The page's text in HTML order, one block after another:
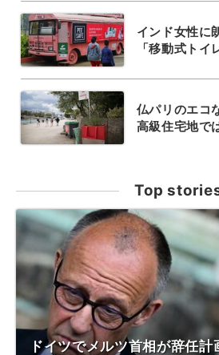
インド女性に
「移動式トイ
仏パリのエコ
高級住宅地で
Top
ドイツでメルツ首相が辞任